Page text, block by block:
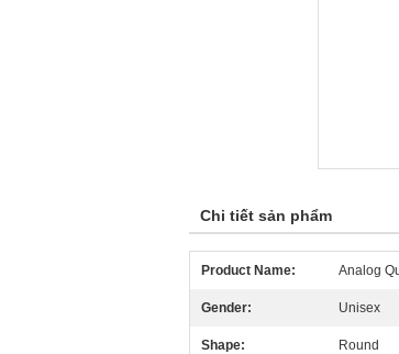
Chi tiết sản phẩm
Product Name: Analog
Gender: Unisex
Shape: Round